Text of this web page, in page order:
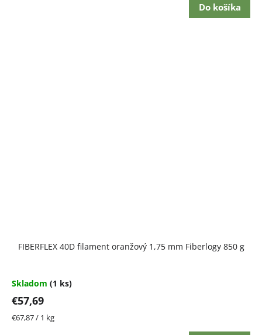
Do košíka
FIBERFLEX 40D filament oranžový 1,75 mm Fiberlogy 850 g
Skladom (1 ks)
€57,69
Jednotková
€67,87 / 1 kg